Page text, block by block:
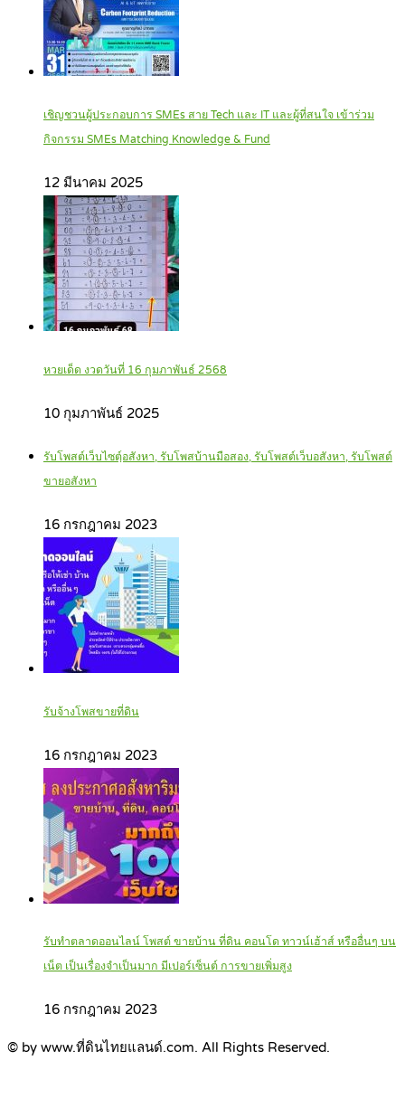
เชิญชวนผู้ประกอบการ SMEs สาย Tech และ IT และผู้ที่สนใจ เข้าร่วม
กิจกรรม SMEs Matching Knowledge & Fund
12 มีนาคม 2025
หวยเด็ด งวดวันที่ 16 กุมภาพันธ์ 2568
10 กุมภาพันธ์ 2025
รับโพสต์เว็บไซตฺ์อสังหา, รับโพสบ้านมือสอง, รับโพสต์เว็บอสังหา, รับโพสต์
ขายอสังหา
16 กรกฎาคม 2023
รับจ้างโพสขายที่ดิน
16 กรกฎาคม 2023
รับทำตลาดออนไลน์ โพสต์ ขายบ้าน ที่ดิน คอนโด ทาวน์เฮ้าส์ หรืออื่นๆ บน
เน็ต เป็นเรื่องจำเป็นมาก มีเปอร์เซ็นต์ การขายเพิ่มสูง
16 กรกฎาคม 2023
© by www.ที่ดินไทยแลนด์.com. All Rights Reserved.